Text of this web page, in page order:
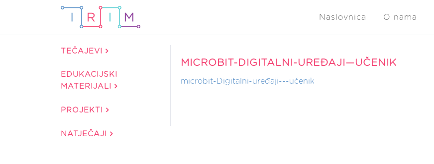
Naslovnica O nama
TEČAJEVI
EDUKACIJSKI
MATERIJALI
PROJEKTI
NATJEČAJI
MICROBIT-DIGITALNI-UREĐAJI—UČENIK
microbit-Digitalni-uređaji---učenik